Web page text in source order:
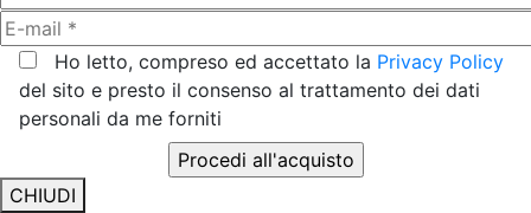
Ho letto, compreso ed accettato la Privacy Policy
del sito e presto il consenso al trattamento dei dati
personali da me forniti
CHIUDI